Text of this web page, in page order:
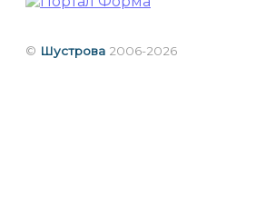
© Шустрова 2006-2026